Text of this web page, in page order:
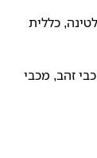
כללית
זהב, מכבי